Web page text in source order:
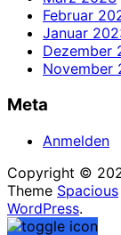
Februar
Januar
Dezember
November
Meta
Anmelden
Copyright ©
Theme Spacious
WordPress.